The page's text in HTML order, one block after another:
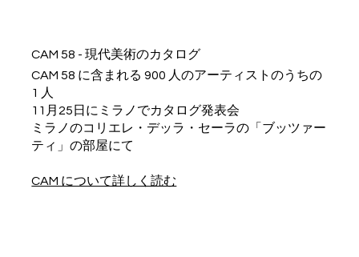
CAM 58 - 現代美術のカタログ
CAM 58 に含まれる 900 人のアーティストのうちの
1 人
11月25日にミラノでカタログ発表会
ミラノのコリエレ・デッラ・セーラの「ブッツァー
ティ」の部屋にて
CAM について詳しく読む